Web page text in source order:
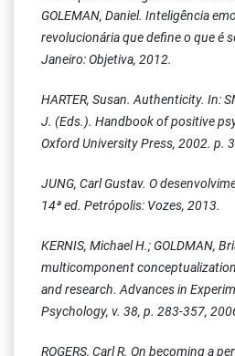
GOLEMAN, Daniel. Inteligência
revolucionária que define o que é
Janeiro: Objetiva, 2012.
HARTER, Susan. Authenticity. In:
J. (Eds.). Handbook of positive
Oxford University Press, 2002. p.
JUNG, Carl Gustav. O
14ª ed. Petrópolis: Vozes, 2013.
KERNIS, Michael H.; GOLDMAN,
multicomponent
and research. Advances in
Psychology, v. 38, p. 283-357,
ROGERS, Carl R. On becoming a